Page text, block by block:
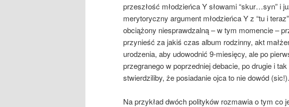
przeszłość młodzieńca Y słowami “skur…syn” i
merytoryczny argument młodzieńca Y z “tu i
obciążony niesprawdzalną – w tym momencie –
przynieść za jakiś czas album rodzinny, akt
urodzenia, aby udowodnić 9-miesięcy, ale po
przegranego w poprzedniej debacie, po drugie i
stwierdziliby, że posiadanie ojca to nie dowód (sic!).
Na przykład dwóch polityków rozmawia o tym co